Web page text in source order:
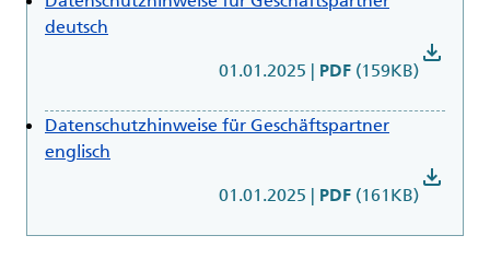
deutsch
01.01.2025 | PDF (159KB)
download
Datenschutzhinweise für Geschäftspartner
englisch
01.01.2025 | PDF (161KB)
download